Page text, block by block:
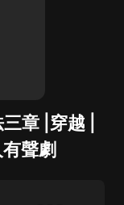
章 |穿越 |
聲劇